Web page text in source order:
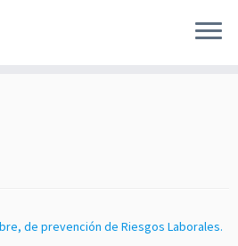
de prevención de Riesgos Laborales.